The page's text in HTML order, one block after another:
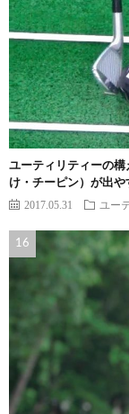
ユーティリティーの
け・チーピン）が出
2017.05.31 ユー